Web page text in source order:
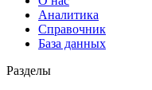
Аналитика
Справочник
База данных
Разделы